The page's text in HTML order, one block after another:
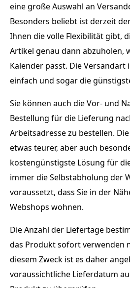
eine große Auswahl an
Besonders beliebt ist derzeit
Ihnen die volle Flexibilität gibt,
Artikel genau dann abzuholen,
Kalender passt. Die
einfach und sogar die
Sie können auch die Vor- und
Bestellung für die Lieferung
Arbeitsadresse zu bestellen.
etwas teurer, aber auch
kostengünstigste Lösung für
immer die Selbstabholung der
voraussetzt, dass Sie in der
Webshops wohnen.
Die Anzahl der Liefertage
das Produkt sofort verwenden
diesem Zweck ist es daher
voraussichtliche Lieferdatum